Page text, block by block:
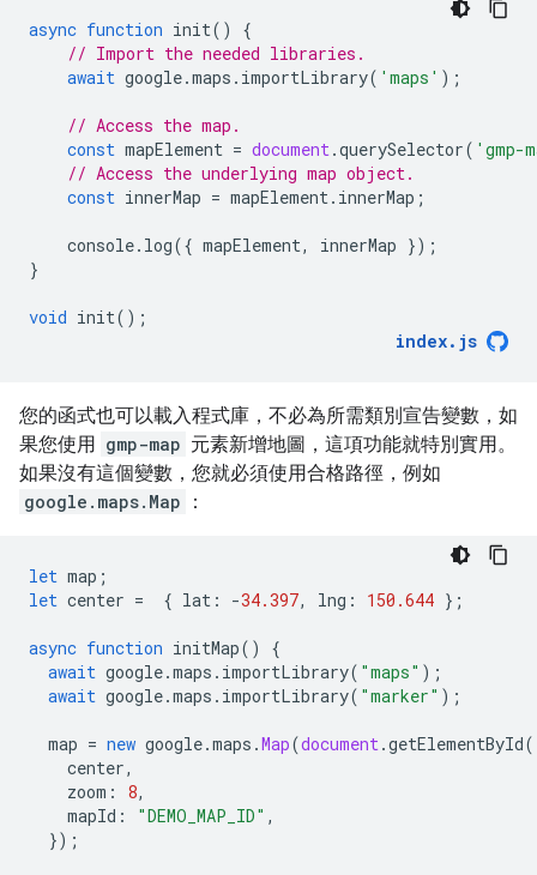
async function init()
{
// Import the needed libraries.
await google.maps . importLibrary( 'maps' );
// Access the map.
const mapElement = document.querySelector( 'gmp-
// Access the underlying map object.
const innerMap = mapElement. innerMap ;
console. log({ mapElement, innerMap });
}
void init();
index. js
您的函式也可以載入程式庫，不必為所需類別宣告變數，如
果您使用 gmp-map 元素新增地圖，這項功能就特別實用。
如果沒有這個變數，您就必須使用合格路徑，例如
google.maps.Map
：
let map ;
let center = { lat : -34.397, lng : 150.644 };
async function initMap()
{
await google.maps . importLibrary( "maps" );
await google.maps . importLibrary( "marker" );
map = new google.maps .Map(document.getElementById(
center,
zoom : 8,
mapId : "DEMO_MAP_ID" ,
});